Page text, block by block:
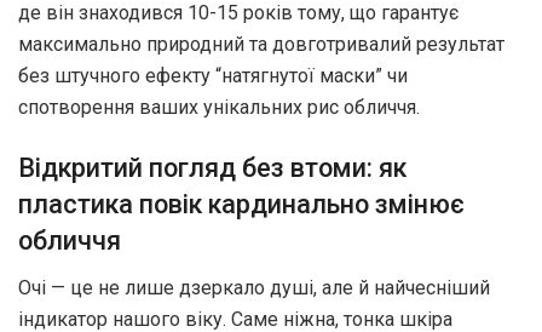
де він знаходився 10-15 років тому, що гарантує
максимально природний та довготривалий результат
без штучного ефекту “натягнутої маски” чи
спотворення ваших унікальних рис обличчя.
Відкритий погляд без втоми: як
пластика повік кардинально змінює
обличчя
Очі — це не лише дзеркало душі, але й найчесніший
індикатор нашого віку. Саме ніжна, тонка шкіра